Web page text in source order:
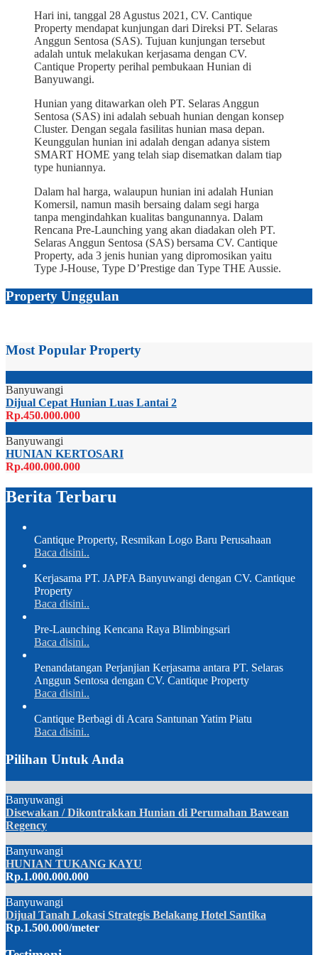
Hari ini, tanggal 28 Agustus 2021, CV. Cantique
Property mendapat kunjungan dari Direksi PT. Selaras
Anggun Sentosa (SAS). Tujuan kunjungan tersebut
adalah untuk melakukan kerjasama dengan CV.
Cantique Property perihal pembukaan Hunian di
Banyuwangi.
Hunian yang ditawarkan oleh PT. Selaras Anggun
Sentosa (SAS) ini adalah sebuah hunian dengan konsep
Cluster. Dengan segala fasilitas hunian masa depan.
Keunggulan hunian ini adalah dengan adanya sistem
SMART HOME yang telah siap disematkan dalam tiap
type huniannya.
Dalam hal harga, walaupun hunian ini adalah Hunian
Komersil, namun masih bersaing dalam segi harga
tanpa mengindahkan kualitas bangunannya. Dalam
Rencana Pre-Launching yang akan diadakan oleh PT.
Selaras Anggun Sentosa (SAS) bersama CV. Cantique
Property, ada 3 jenis hunian yang dipromosikan yaitu
Type J-House, Type D’Prestige dan Type THE Aussie.
Property Unggulan
Most Popular Property
Banyuwangi
Dijual Cepat Hunian Luas Lantai 2
Rp.450.000.000
Banyuwangi
HUNIAN KERTOSARI
Rp.400.000.000
Berita Terbaru
Cantique Property, Resmikan Logo Baru Perusahaan
Baca disini..
Kerjasama PT. JAPFA Banyuwangi dengan CV. Cantique
Property
Baca disini..
Pre-Launching Kencana Raya Blimbingsari
Baca disini..
Penandatangan Perjanjian Kerjasama antara PT. Selaras
Anggun Sentosa dengan CV. Cantique Property
Baca disini..
Cantique Berbagi di Acara Santunan Yatim Piatu
Baca disini..
Pilihan Untuk Anda
Banyuwangi
Disewakan / Dikontrakkan Hunian di Perumahan Bawean
Regency
Banyuwangi
HUNIAN TUKANG KAYU
Rp.1.000.000.000
Banyuwangi
Dijual Tanah Lokasi Strategis Belakang Hotel Santika
Rp.1.500.000/meter